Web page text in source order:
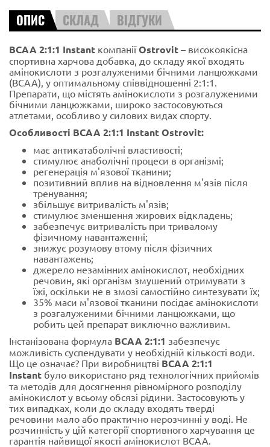
ОПИС СКЛАД ВІДГУКИ
BCAA 2:1:1 Instant компаніїOstrovit – високоякісна
спортивна харчова добавка, до складу якої входять
амінокислоти з розгалуженими бічними ланцюжками
(BCAA), у оптимальному співвідношенні 2:1:1.
Препарати, що містять амінокислоти з розгалуженими
бічними ланцюжками, широко застосовуються
атлетами, особливо у силових видах спорту.
Особливості BCAA 2:1:1 Instant Ostrovit:
має антикатаболічні властивості;
стимулює анаболічні процеси в організмі;
регенерація м'язової тканини;
позитивний вплив на відновлення м'язів після
тренування;
збільшує витривалість м'язів;
стимулює зменшення жирових відкладень;
забезпечує витривалість при тривалому
фізичному навантаженні;
знижує розумову втому після фізичних
навантажень;
джерело незамінних амінокислот, необхідних
речовин, які організм змушений отримувати з
їжі, оскільки не в змозі самостійно синтезувати їх;
35% маси м'язової тканини посідає амінокислоти
з розгалуженими бічними ланцюжками, що
робить цей препарат виключно важливим.
Інстанізована формула BCAA 2:1:1 забезпечує
можливість суспендувати у необхідній кількості води.
Що це означає? При виробництві BCAA 2:1:1
Instant було використано ряд технологічних прийомів
та методів для досягнення рівномірного розподілу
амінокислот у всьому обсязі рідини. Застосовують у
тих випадках, коли до складу входять тверді
речовини мало або практично нерозчинні у воді. Не
розчинність у цій категорії спортивного харчування це
гарантія найвищої якості амінокислот BCAA.